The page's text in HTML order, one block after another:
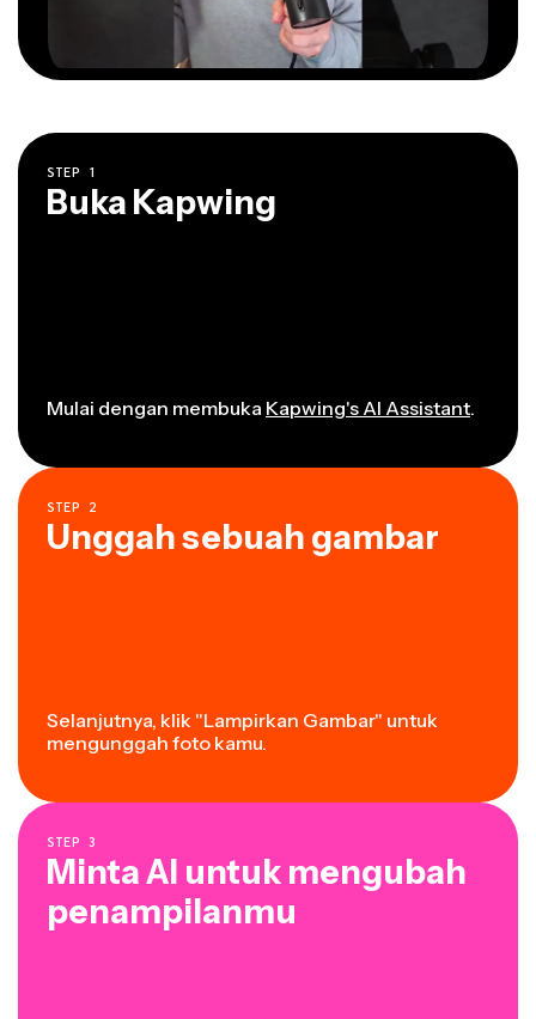
STEP 1
Buka Kapwing
Mulai dengan membuka Kapwing's AI Assistant.
STEP 2
Unggah sebuah gambar
Selanjutnya, klik "Lampirkan Gambar" untuk
mengunggah foto kamu.
STEP 3
Minta AI untuk mengubah
penampilanmu